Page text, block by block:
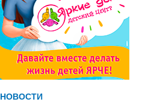
НОВОСТИ